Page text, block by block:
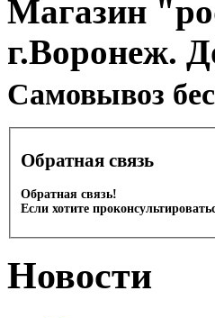
Магазин
г.Воронеж.
Cамовывоз
Обратная связь
Обратная связь!
Если хотите
Новости